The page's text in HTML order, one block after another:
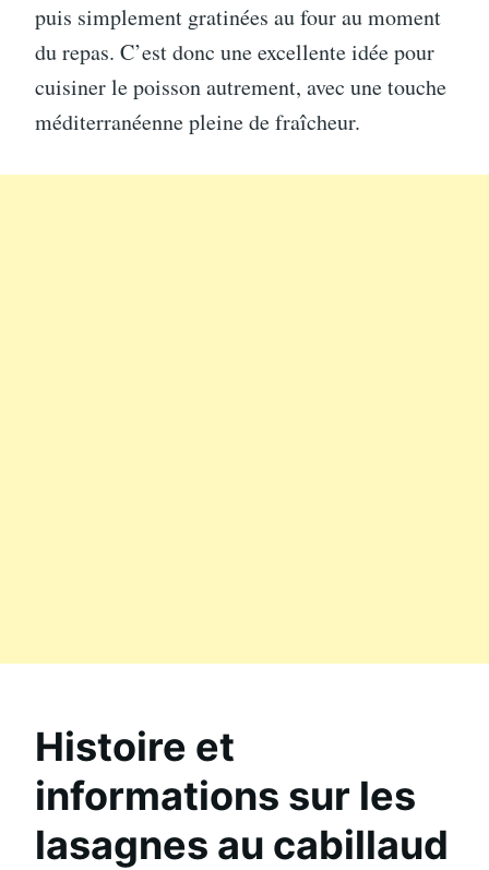
puis simplement gratinées au four au moment
du repas. C’est donc une excellente idée pour
cuisiner le poisson autrement, avec une touche
méditerranéenne pleine de fraîcheur.
Histoire et
informations sur les
lasagnes au cabillaud